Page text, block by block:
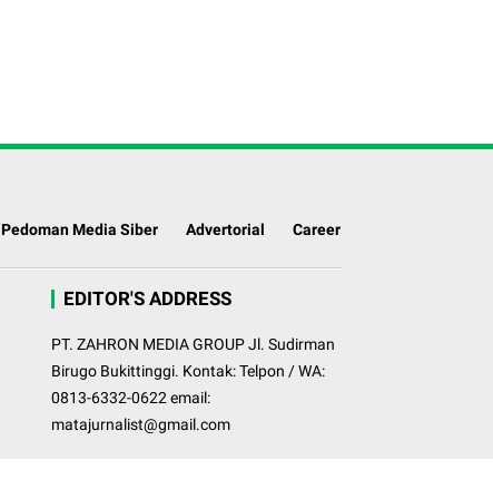
Pedoman Media Siber Advertorial Career
EDITOR'S ADDRESS
PT. ZAHRON MEDIA GROUP Jl. Sudirman
Birugo Bukittinggi. Kontak: Telpon / WA:
0813-6332-0622 email:
matajurnalist@gmail.com